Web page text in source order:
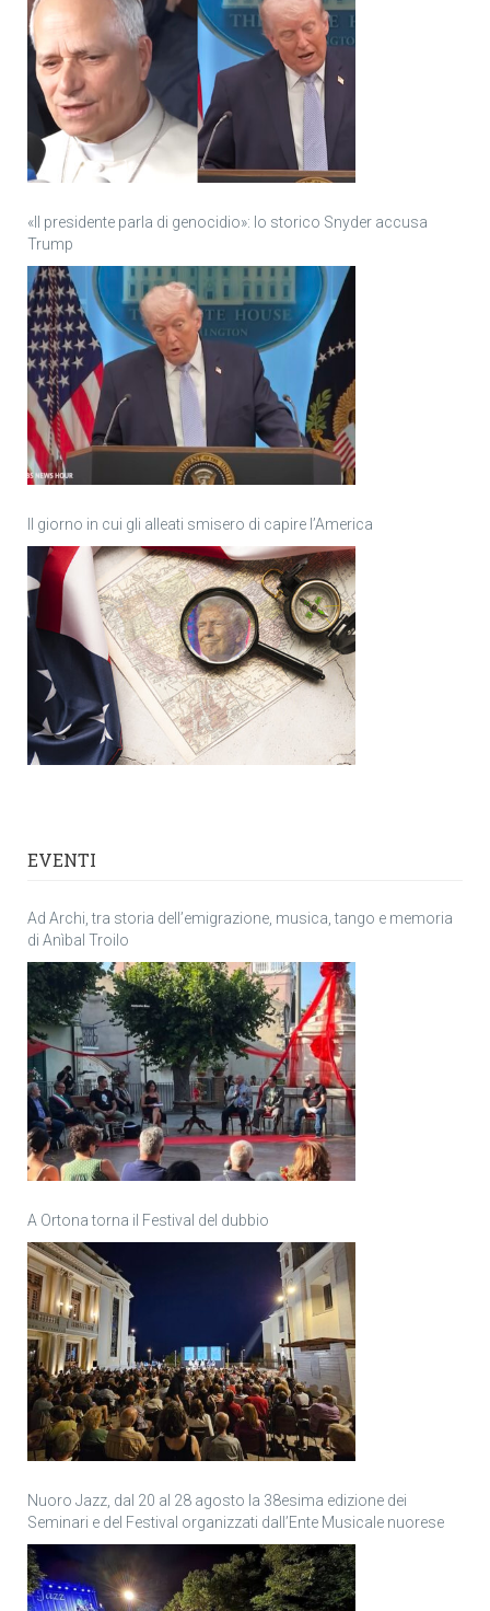
«Il presidente parla di genocidio»: lo storico Snyder accusa
Trump
Il giorno in cui gli alleati smisero di capire l’America
EVENTI
Ad Archi, tra storia dell’emigrazione, musica, tango e memoria
di Anìbal Troilo
A Ortona torna il Festival del dubbio
Nuoro Jazz, dal 20 al 28 agosto la 38esima edizione dei
Seminari e del Festival organizzati dall’Ente Musicale nuorese